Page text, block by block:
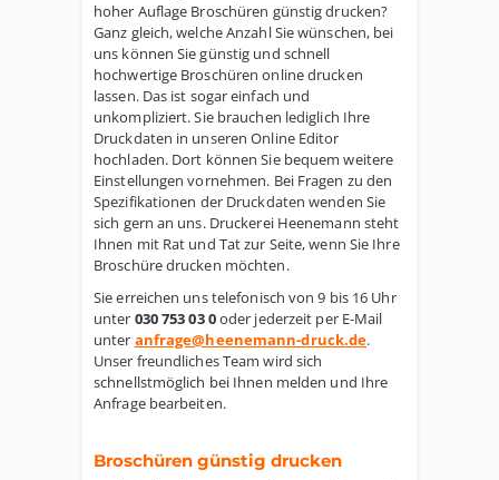
hoher Auflage Broschüren günstig drucken?
Ganz gleich, welche Anzahl Sie wünschen, bei
uns können Sie günstig und schnell
hochwertige Broschüren online drucken
lassen. Das ist sogar einfach und
unkompliziert. Sie brauchen lediglich Ihre
Druckdaten in unseren Online Editor
hochladen. Dort können Sie bequem weitere
Einstellungen vornehmen. Bei Fragen zu den
Spezifikationen der Druckdaten wenden Sie
sich gern an uns. Druckerei Heenemann steht
Ihnen mit Rat und Tat zur Seite, wenn Sie Ihre
Broschüre drucken möchten.
Sie erreichen uns telefonisch von 9 bis 16 Uhr
unter 030 753 03 0oder jederzeit per E-Mail
unter anfrage@heenemann-druck.de.
Unser freundliches Team wird sich
schnellstmöglich bei Ihnen melden und Ihre
Anfrage bearbeiten.
Broschüren günstig drucken